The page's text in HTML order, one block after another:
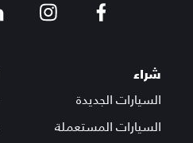
شراء
السيارات الجديدة
السيارات المستعملة